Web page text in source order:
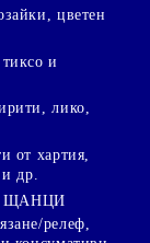
цветен
и
лико,
от хартия,
др.
релеф,